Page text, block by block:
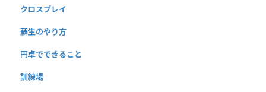
クロスプレイ
蘇生のやり方
円卓でできること
訓練場